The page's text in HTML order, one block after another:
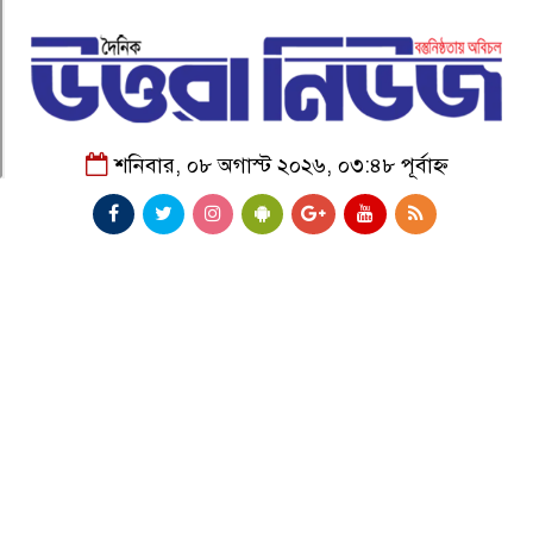
শনিবার, ০৮ অগাস্ট ২০২৬, ০৩:৪৮ পূর্বাহ্ন